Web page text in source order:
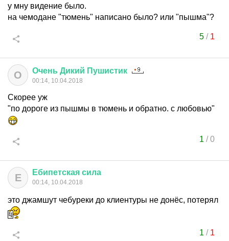
у мну видение было.
на чемодане "тюмень" написано было? или "пышма"?
5/ 1
О Очень Дикий Пушистик
00:14, 10.04.2018
Скорее уж
"по дороге из пышмы в тюмень и обратно. с любовью"
1 /0
Е Ебипетская сила
00:14, 10.04.2018
это джамшут чебуреки до клиентуры не донёс, потерял
1 / 1